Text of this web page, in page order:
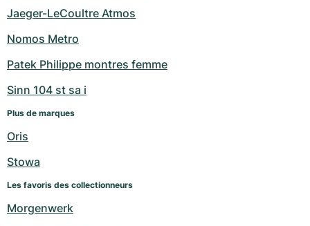
Jaeger-LeCoultre Atmos
Nomos Metro
Patek Philippe montres femme
Sinn 104 st sa i
Plus de marques
Oris
Stowa
Les favoris des collectionneurs
Morgenwerk